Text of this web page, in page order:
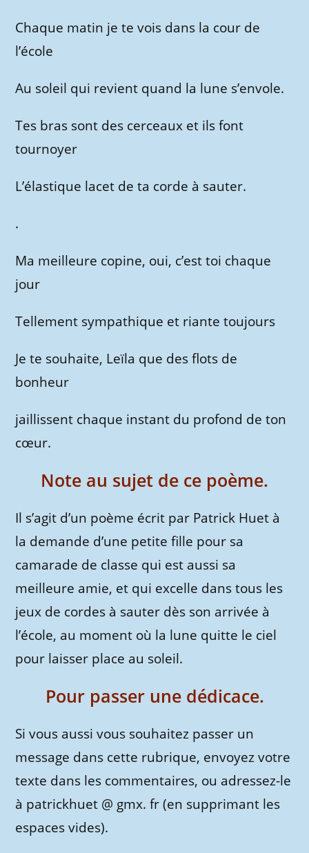
Chaque matin je te vois dans la cour de
l’école
Au soleil qui revient quand la lune s’envole.
Tes bras sont des cerceaux et ils font
tournoyer
L’élastique lacet de ta corde à sauter.
.
Ma meilleure copine, oui, c’est toi chaque
jour
Tellement sympathique et riante toujours
Je te souhaite, Leïla que des flots de
bonheur
jaillissent chaque instant du profond de ton
cœur.
Note au sujet de ce poème.
Il s’agit d’un poème écrit par Patrick Huet à
la demande d’une petite fille pour sa
camarade de classe qui est aussi sa
meilleure amie, et qui excelle dans tous les
jeux de cordes à sauter dès son arrivée à
l’école, au moment où la lune quitte le ciel
pour laisser place au soleil.
Pour passer une dédicace.
Si vous aussi vous souhaitez passer un
message dans cette rubrique, envoyez votre
texte dans les commentaires, ou adressez-le
à patrickhuet @ gmx. fr (en supprimant les
espaces vides).